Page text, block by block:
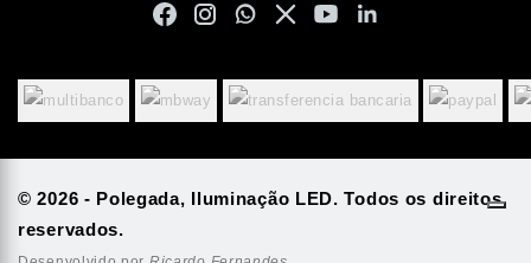
© 2026 - Polegada, Iluminação LED. Todos os direitos
reservados.